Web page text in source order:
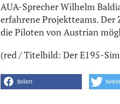
AUA-Sprecher Wilhelm
erfahrene Projektteams.
die Piloten von Austrian
(red / Titelbild: Der E195-
teilen tweet